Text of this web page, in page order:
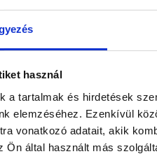
használ
a tartalmak és hirdetések
elemzéséhez. Ezenkívül
vonatkozó adatait, akik
Ön által használt más